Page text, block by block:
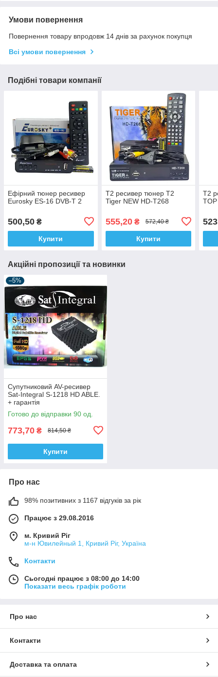
Умови повернення
Повернення товару впродовж 14 днів за рахунок покупця
Всі умови повернення
Подібні товари компанії
Ефірний тюнер ресивер
Eurosky ES-16 DVB-T 2
500,50 ₴
Купити
Т2 ресивер тюнер T2
Tiger NEW HD-T268
555,20₴ 572,40 ₴
Купити
Т2
Акційні пропозиції та новинки
–5%
Супутниковий AV-ресивер
Sat-Integral S-1218 HD ABLE.
+ гарантія
Готово до відправки 90 од.
773,70 ₴ 814,50 ₴
Купити
Про нас
98% позитивних з 1167 відгуків за рік
Працює з 29.08.2016
м. Кривий Ріг
м-н Ювилейный 1, Кривий Ріг, Україна
Контакти
Сьогодні працює з 08:00 до 14:00
Показати весь графік роботи
Про нас
Контакти
Доставка та оплата